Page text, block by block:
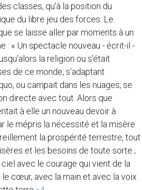
classes, qu'à la position du
du libre jeu des forces. Le
se laisse aller par moments à un
: « Un spectacle nouveau - écrit-il -
la religion ou s'était
de ce monde, s'adaptant
ou campait dans les nuages, se
directe avec tout. Alors que
à elle un nouveau devoir à
le mépris la nécessité et la misère
la prospérité terrestre, tout
et les besoins de toute sorte ;
avec le courage qui vient de la
cœur, avec la main et avec la voix